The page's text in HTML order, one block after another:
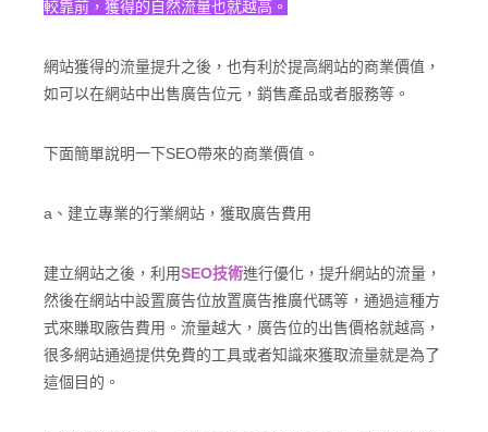
較靠前，獲得的自然流量也就越高。
網站獲得的流量提升之後，也有利於提高網站的商業價值，
如可以在網站中出售廣告位元，銷售產品或者服務等。
下面簡單說明一下SEO帶來的商業價值。
a、建立專業的行業網站，獲取廣告費用
建立網站之後，利用SEO技術進行優化，提升網站的流量，
然後在網站中設置廣告位放置廣告推廣代碼等，通過這種方
式來賺取廠告費用。流量越大，廣告位的出售價格就越高，
很多網站通過提供免費的工具或者知識來獲取流量就是為了
這個目的。